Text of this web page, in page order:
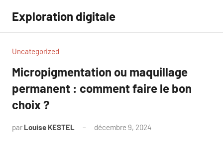
contenu
Exploration digitale
Uncategorized
Micropigmentation ou maquillage
permanent : comment faire le bon
choix ?
par Louise KESTEL décembre 9, 2024